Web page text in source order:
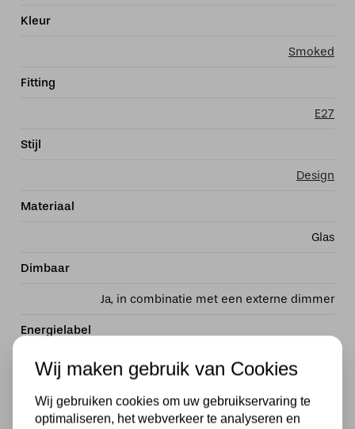
Kleur
Smoked
Fitting
E27
Stijl
Design
Materiaal
Glas
Dimbaar
Ja, in combinatie met een externe dimmer
Energielabel
400 mm
Wij maken gebruik van Cookies
Wij gebruiken cookies om uw gebruikservaring te
optimaliseren, het webverkeer te analyseren en